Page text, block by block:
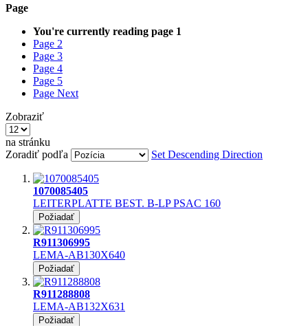
Page
You're currently reading page 1
Page 2
Page 3
Page 4
Page 5
Page Next
Zobraziť
na stránku
Zoradiť podľa
Set Descending Direction
1070085405
LEITERPLATTE BEST. B-LP PSAC 160
Požiadať
R911306995
LEMA-AB130X640
Požiadať
R911288808
LEMA-AB132X631
Požiadať